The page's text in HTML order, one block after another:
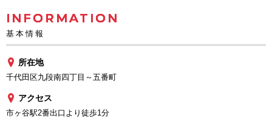
INFORMATION
基本情報
所在地
千代田区九段南四丁目～五番町
アクセス
市ヶ谷駅2番出口より徒歩1分